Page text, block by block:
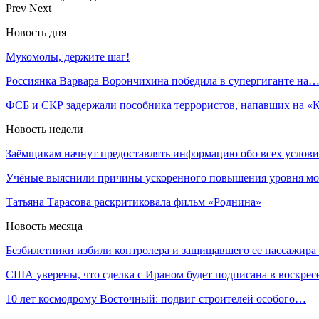
Prev Next
Новость дня
Мукомолы, держите шаг!
Россиянка Варвара Ворончихина победила в супергиганте на…
ФСБ и СКР задержали пособника террористов, напавших на
Новость недели
Заёмщикам начнут предоставлять информацию обо всех
Учёные выяснили причины ускоренного повышения уровня
Татьяна Тарасова раскритиковала фильм «Роднина»
Новость месяца
Безбилетники избили контролера и защищавшего ее
США уверены, что сделка с Ираном будет подписана в
10 лет космодрому Восточный: подвиг строителей особого…